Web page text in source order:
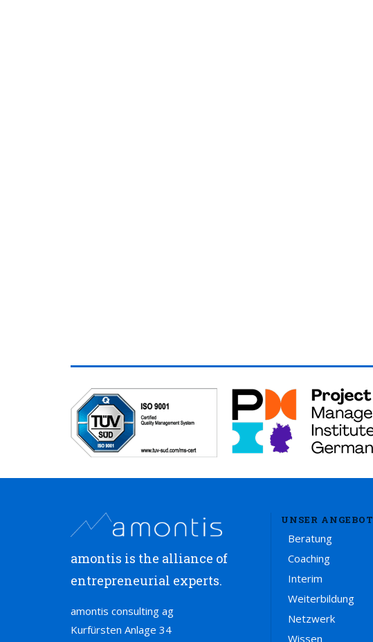
amontis is the alliance of
entrepreneurial experts.
amontis consulting ag
Kurfürsten Anlage 34
UNSER ANGEBOT
Beratung
Coaching
Interim
Weiterbildung
Netzwerk
Wissen